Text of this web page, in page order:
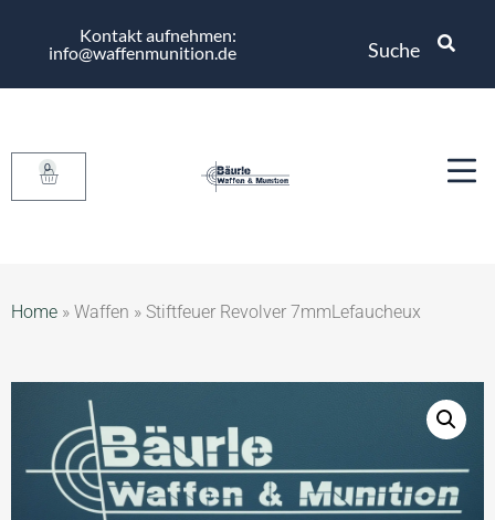
Kontakt aufnehmen:
info@waffenmunition.de
Suche
0
Home » Waffen » Stiftfeuer Revolver 7mmLefaucheux